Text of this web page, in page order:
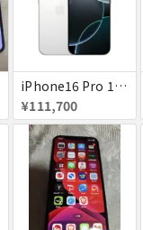
iPhone16 Pro 128GB ホワイトチタニウム docomo 送料無料
¥111,700